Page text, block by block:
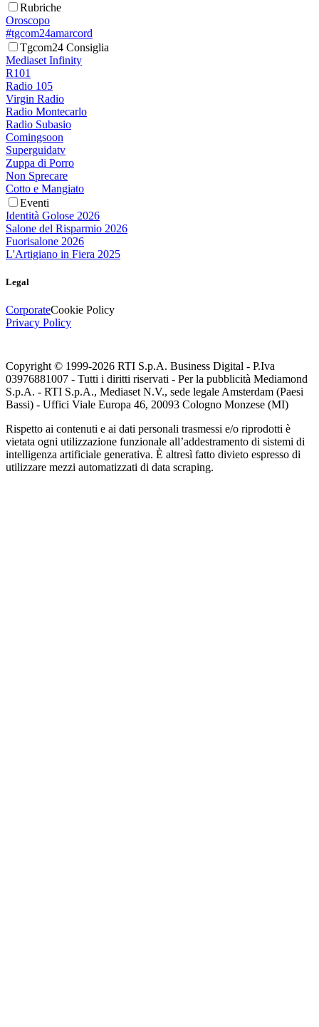
Rubriche
Oroscopo
#tgcom24amarcord
Tgcom24 Consiglia
Mediaset Infinity
R101
Radio 105
Virgin Radio
Radio Montecarlo
Radio Subasio
Comingsoon
Superguidatv
Zuppa di Porro
Non Sprecare
Cotto e Mangiato
Eventi
Identità Golose 2026
Salone del Risparmio 2026
Fuorisalone 2026
L'Artigiano in Fiera 2025
Legal
CorporateCookie Policy
Privacy Policy
Copyright © 1999-2026 RTI S.p.A. Business Digital - P.Iva
03976881007 - Tutti i diritti riservati - Per la pubblicità Mediamond
S.p.A. - RTI S.p.A., Mediaset N.V., sede legale Amsterdam (Paesi
Bassi) - Uffici Viale Europa 46, 20093 Cologno Monzese (MI)
Rispetto ai contenuti e ai dati personali trasmessi e/o riprodotti è
vietata ogni utilizzazione funzionale all’addestramento di sistemi di
intelligenza artificiale generativa. È altresì fatto divieto espresso di
utilizzare mezzi automatizzati di data scraping.